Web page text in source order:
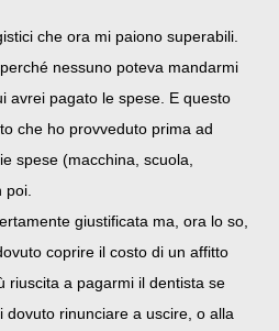
che ora mi paiono superabili.
nessuno poteva mandarmi
avrei pagato le spese. E questo
che ho provveduto prima ad
spese (macchina, scuola,
giustificata ma, ora lo so,
coprire il costo di un affitto
riuscita a pagarmi il dentista se
dovuto rinunciare a uscire, o alla